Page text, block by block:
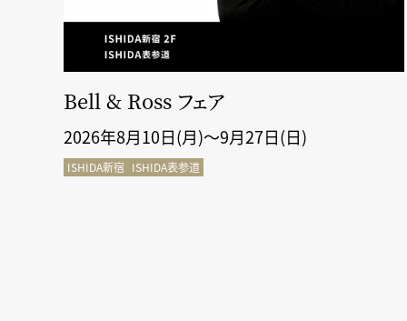
Bell & Ross フェア
2026年8月10日(月)～9月27日(日)
ISHIDA新宿 ISHIDA表参道